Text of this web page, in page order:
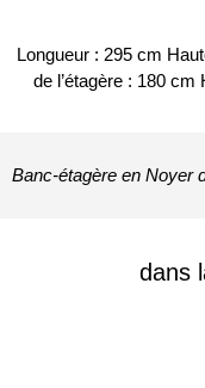
Longueur : 295 cm
de l’étagère : 180 cm
Banc-étagère en Noyer
dans